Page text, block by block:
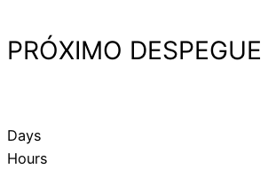
PRÓXIMO DESPEGUE
Days
Hours